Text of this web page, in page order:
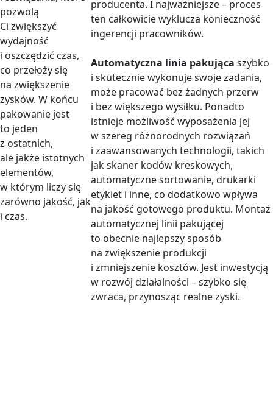
pozwolą
Ci zwiększyć
wydajność
i oszczędzić czas,
co przełoży się
na zwiększenie
zysków. W końcu
pakowanie jest
to jeden
z ostatnich,
ale jakże istotnych
elementów,
w którym liczy się
zarówno jakość, jak
i czas.
producenta. I najważniejsze – proces
ten całkowicie wyklucza konieczność
ingerencji pracowników.
Automatyczna linia pakująca szybko
i skutecznie wykonuje swoje zadania,
może pracować bez żadnych przerw
i bez większego wysiłku. Ponadto
istnieje możliwość wyposażenia jej
w szereg różnorodnych rozwiązań
i zaawansowanych technologii, takich
jak skaner kodów kreskowych,
automatyczne sortowanie, drukarki
etykiet i inne, co dodatkowo wpływa
na jakość gotowego produktu. Montaż
automatycznej linii pakującej
to obecnie najlepszy sposób
na zwiększenie produkcji
i zmniejszenie kosztów. Jest inwestycją
w rozwój działalności – szybko się
zwraca, przynosząc realne zyski.